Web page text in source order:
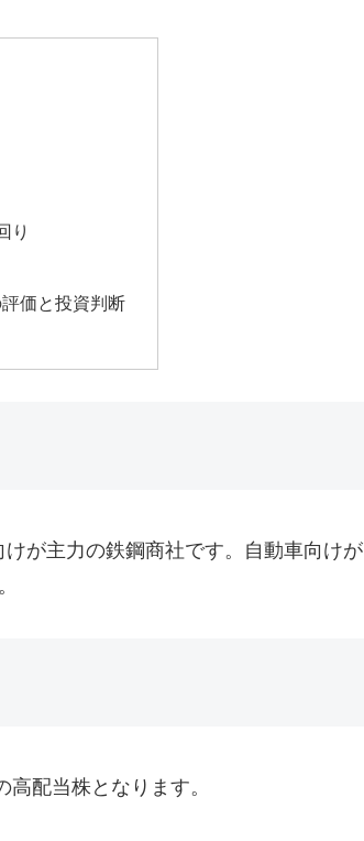
り
価と投資判断
が主力の鉄鋼商社です。自動車向けが
配当株となります。